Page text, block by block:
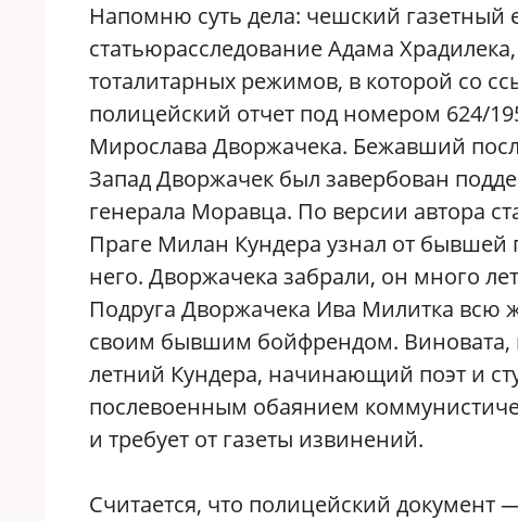
Напомню суть дела: чешский газетный
статьюрасследование Адама
тоталитарных режимов, в которой со
полицейский отчет под номером 624/
Мирослава Дворжачека. Бежавший
Запад Дворжачек был завербован
генерала Моравца. По версии автора
Праге Милан Кундера узнал от
него. Дворжачека забрали, он много
Подруга Дворжачека Ива Милитка
своим бывшим бойфрендом. Виновата,
летний Кундера, начинающий поэт и
послевоенным обаянием
и требует от газеты извинений.
Считается, что полицейский